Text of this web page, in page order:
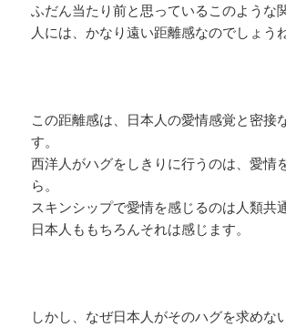
ふだん当たり前と思っているこのような
人には、かなり遠い距離感なのでしょうね
この距離感は、日本人の愛情感覚と密接
す。
西洋人がハグをしきりに行うのは、愛情
ら。
スキンシップで愛情を感じるのは人類共
日本人ももちろんそれは感じます。
しかし、なぜ日本人がそのハグを求めな